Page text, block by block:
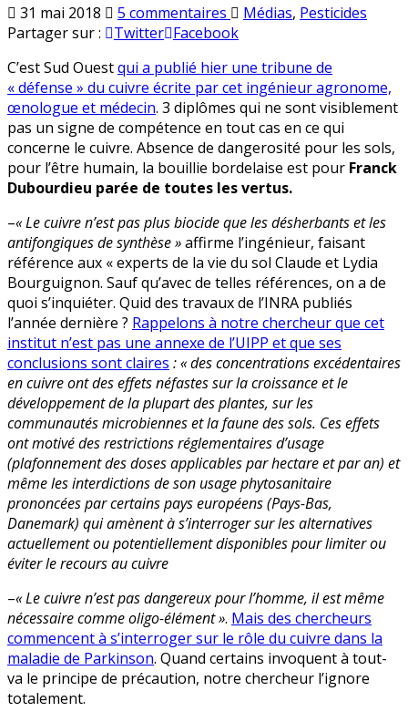
31 mai 2018 5 commentaires sur
3
n’ont
jamais
été
un
signe
de
compétence,
preuve
avec
Franck
Dubourdieu
Publié
Médias, Pesticides
Partager sur :
Twitter Facebook
C’est Sud Ouestqui a publié hier une tribune de
« défense » du cuivre écrite par cet ingénieur agronome,
œnologue et médecin. 3 diplômes qui ne sont visiblement
pas un signe de compétence en tout cas en ce qui
concerne le cuivre. Absence de dangerosité pour les sols,
pour l’être humain, la bouillie bordelaise est pour Franck
Dubourdieu parée de toutes les vertus.
–« Le cuivre n’est pas plus biocide que les désherbants et les
antifongiques de synthèse »affirme l’ingénieur, faisant
référence aux « experts de la vie du sol Claude et Lydia
Bourguignon. Sauf qu’avec de telles références, on a de
quoi s’inquiéter. Quid des travaux de l’INRA publiés
l’année dernière ? Rappelons à notre chercheur que cet
institut n’est pas une annexe de l’UIPP et que ses
conclusions sont claires : « des concentrations excédentaires
en cuivre ont des effets néfastes sur la croissance et le
développement de la plupart des plantes, sur les
communautés microbiennes et la faune des sols. Ces effets
ont motivé des restrictions réglementaires d’usage
(plafonnement des doses applicables par hectare et par an) et
même les interdictions de son usage phytosanitaire
prononcées par certains pays européens (Pays-Bas,
Danemark) qui amènent à s’interroger sur les alternatives
actuellement ou potentiellement disponibles pour limiter ou
éviter le recours au cuivre
–« Le cuivre n’est pas dangereux pour l’homme, il est même
nécessaire comme oligo-élément ». Mais des chercheurs
commencent à s’interroger sur le rôle du cuivre dans la
maladie de Parkinson. Quand certains invoquent à tout-
va le principe de précaution, notre chercheur l’ignore
totalement.